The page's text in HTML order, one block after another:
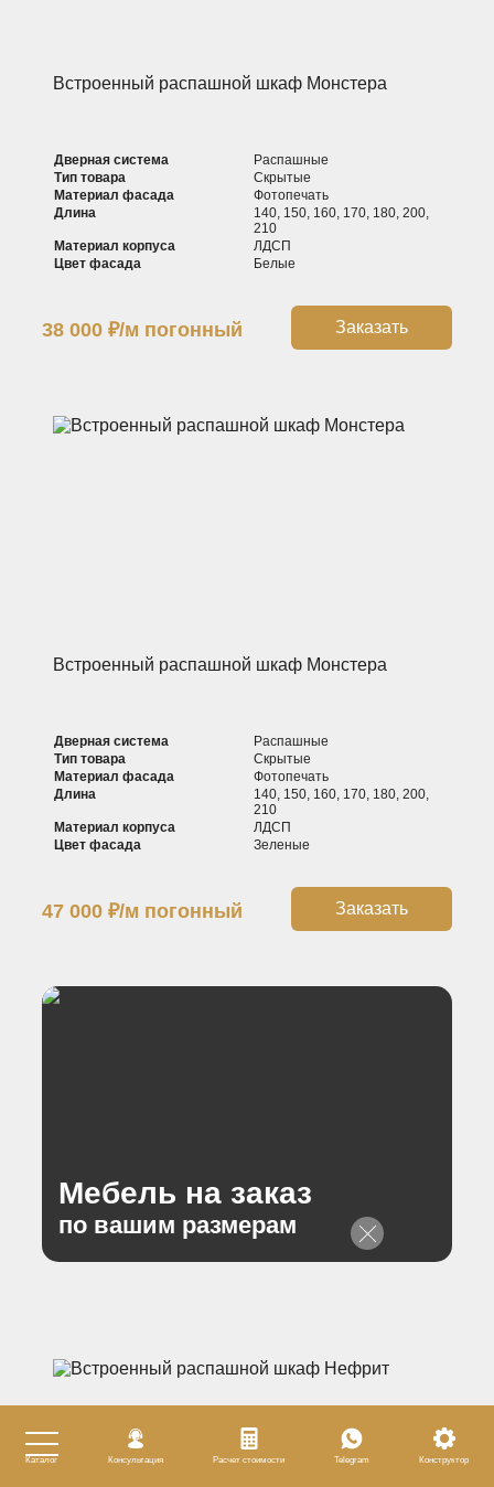
Встроенный распашной шкаф Монстера
Дверная система
Распашные
Тип товара
Скрытые
Материал фасада
Фотопечать
Длина
140, 150, 160, 170, 180, 200,
210
Материал корпуса
ЛДСП
Цвет фасада
Белые
38 000₽/м погонный Заказать
Встроенный распашной шкаф Монстера
Дверная система
Распашные
Тип товара
Скрытые
Материал фасада
Фотопечать
Длина
140, 150, 160, 170, 180, 200,
210
Материал корпуса
ЛДСП
Цвет фасада
Зеленые
47 000₽/м погонный Заказать
Мебель на заказ
по вашим размерам
Каталог Консультация Расчет стоимости Telegram Конструктор